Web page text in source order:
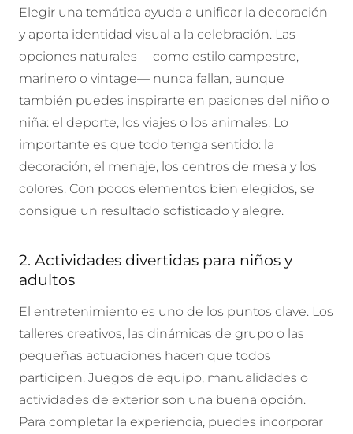
Elegir una temática ayuda a unificar la decoración
y aporta identidad visual a la celebración. Las
opciones naturales —como estilo campestre,
marinero o vintage— nunca fallan, aunque
también puedes inspirarte en pasiones del niño o
niña: el deporte, los viajes o los animales. Lo
importante es que todo tenga sentido: la
decoración, el menaje, los centros de mesa y los
colores. Con pocos elementos bien elegidos, se
consigue un resultado sofisticado y alegre.
2. Actividades divertidas para niños y
adultos
El entretenimiento es uno de los puntos clave. Los
talleres creativos, las dinámicas de grupo o las
pequeñas actuaciones hacen que todos
participen. Juegos de equipo, manualidades o
actividades de exterior son una buena opción.
Para completar la experiencia, puedes incorporar